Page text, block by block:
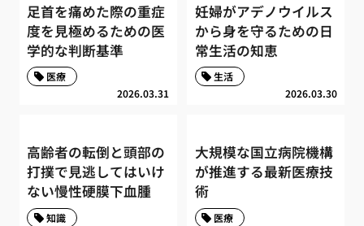
足首を痛めた際の重症
度を見極めるための医
学的な判断基準
2026.03.31
医療
妊婦がアデノウイルス
から身を守るための日
常生活の知恵
2026.03.30
生活
高齢者の転倒と頭部の
打撲で見逃してはいけ
ない慢性硬膜下血腫
知識
大規模な国立病院機構
が推進する最新医療技
術
医療